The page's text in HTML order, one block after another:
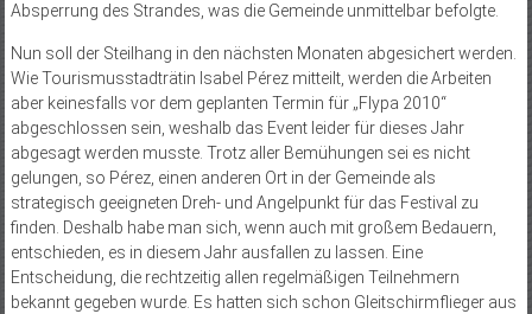
Absperrung des Strandes, was die Gemeinde unmittelbar befolgte.
Nun soll der Steilhang in den nächsten Monaten abgesichert werden.
Wie Tourismusstadträtin Isabel Pérez mitteilt, werden die Arbeiten
aber keinesfalls vor dem geplanten Termin für „Flypa 2010“
abgeschlossen sein, weshalb das Event leider für dieses Jahr
abgesagt werden musste. Trotz aller Bemühungen sei es nicht
gelungen, so Pérez, einen anderen Ort in der Gemeinde als
strategisch geeigneten Dreh- und Angelpunkt für das Festival zu
finden. Deshalb habe man sich, wenn auch mit großem Bedauern,
entschieden, es in diesem Jahr ausfallen zu lassen. Eine
Entscheidung, die rechtzeitig allen regelmäßigen Teilnehmern
bekannt gegeben wurde. Es hatten sich schon Gleitschirmflieger aus